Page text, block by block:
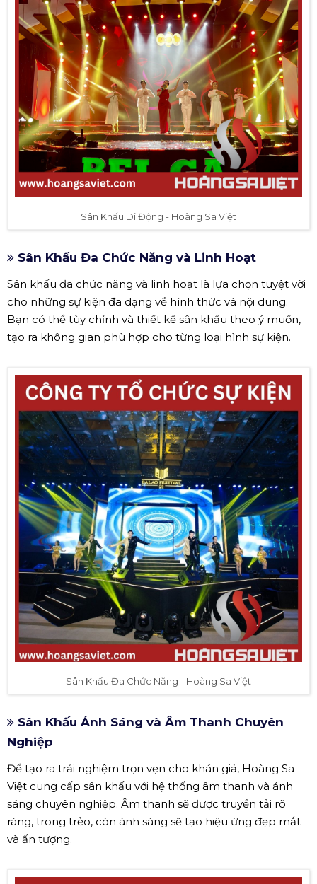
Sân Khấu Di Động - Hoàng Sa Việt
Sân Khấu Đa Chức Năng và Linh Hoạt
Sân khấu đa chức năng và linh hoạt là lựa chọn tuyệt vời
cho những sự kiện đa dạng về hình thức và nội dung.
Bạn có thể tùy chỉnh và thiết kế sân khấu theo ý muốn,
tạo ra không gian phù hợp cho từng loại hình sự kiện.
Sân Khấu Đa Chức Năng - Hoàng Sa Việt
Sân Khấu Ánh Sáng và Âm Thanh Chuyên
Nghiệp
Để tạo ra trải nghiệm trọn vẹn cho khán giả, Hoàng Sa
Việt cung cấp sân khấu với hệ thống âm thanh và ánh
sáng chuyên nghiệp. Âm thanh sẽ được truyền tải rõ
ràng, trong trẻo, còn ánh sáng sẽ tạo hiệu ứng đẹp mắt
và ấn tượng.